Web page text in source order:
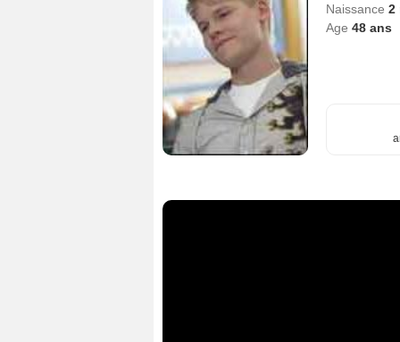
Naissance 2
Age 48ans